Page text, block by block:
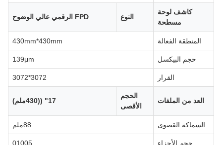
كاشف لوحة
مسطحة
النوع FPD الرقمي عالي الوضوح
المنطقة الفعالة 430mm*430mm
حجم البيكسل 139μm
القرار 3072*3072
العد من الملفات
الحجم
الأقصى
17" ((430ملم)
السماكة القصوى 88ملم
حجم الأجزاء 01005